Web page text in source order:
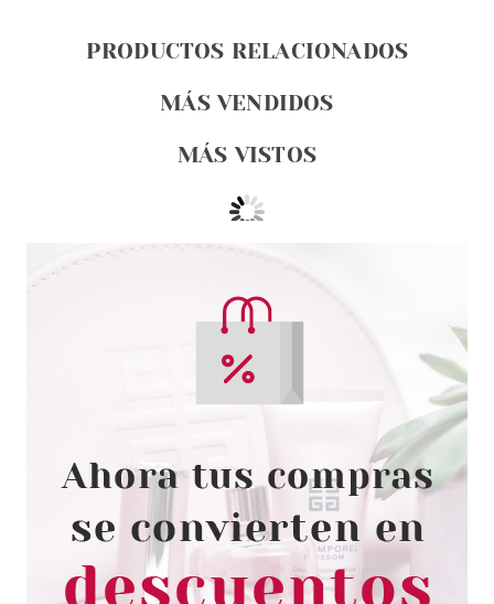
PRODUCTOS RELACIONADOS
MÁS VENDIDOS
MÁS VISTOS
ESSENCE
ESSENCE FOUNDATION STICK
BASE DE MAQUILLAJE EN
STICK 230
Pvr 5.99€
-14%
desde
5.16€